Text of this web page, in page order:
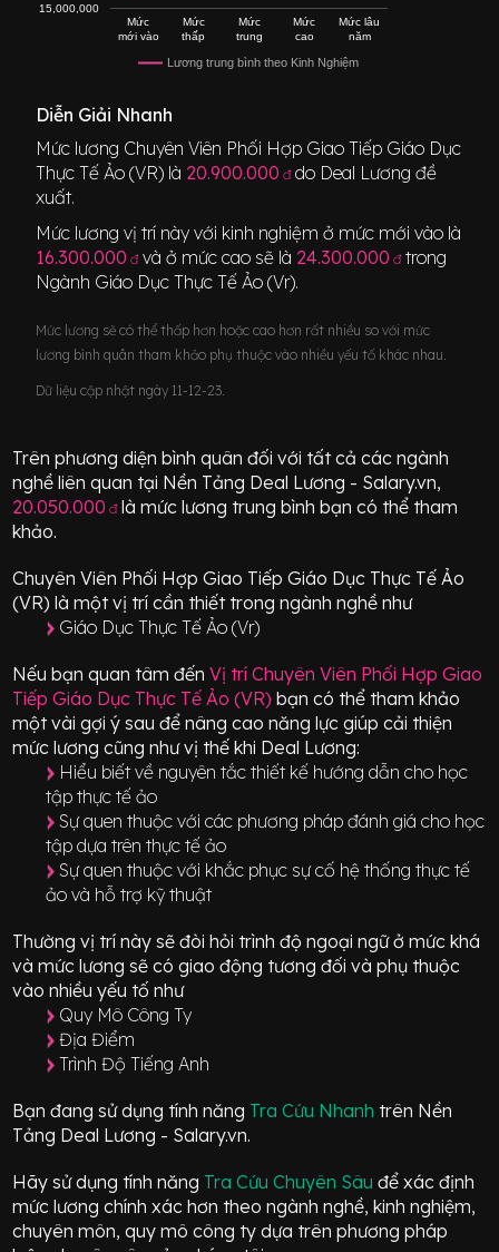
Lương trung bình theo Kinh Nghiệm
Mức
mới vào
Mức
thấp
Mức
trung
Mức
cao
Mức lâu
năm
15,000,000
Diễn Giải Nhanh
Mức lương Chuyên Viên Phối Hợp Giao Tiếp Giáo Dục
Thực Tế Ảo (VR) là 20.900.000 đdo Deal Lương đề
xuất.
Mức lương vị trí này với kinh nghiệm ở mức mới vào là
16.300.000 đ và ở mức cao sẽ là 24.300.000 đ trong
Ngành Giáo Dục Thực Tế Ảo (Vr).
Mức lương sẽ có thể thấp hơn hoặc cao hơn rất nhiều so với mức
lương bình quân tham khảo phụ thuộc vào nhiều yếu tố khác nhau.
Dữ liệu cập nhật ngày 11-12-23.
Trên phương diện bình quân đối với tất cả các ngành
nghề liên quan tại Nền Tảng Deal Lương - Salary.vn,
20.050.000 đlà mức lương trung bình bạn có thể tham
khảo.
Chuyên Viên Phối Hợp Giao Tiếp Giáo Dục Thực Tế Ảo
(VR) là một vị trícần thiết trong ngành nghề như
Giáo Dục Thực Tế Ảo (Vr)
Nếu bạn quan tâm đến Vị tríChuyên Viên Phối Hợp Giao
Tiếp Giáo Dục Thực Tế Ảo (VR) bạn có thể tham khảo
một vài gợi ý sau để nâng cao năng lực giúp cải thiện
mức lương cũng như vị thế khi Deal Lương:
Hiểu biết về nguyên tắc thiết kế hướng dẫn cho học
tập thực tế ảo
Sự quen thuộc với các phương pháp đánh giá cho học
tập dựa trên thực tế ảo
Sự quen thuộc với khắc phục sự cố hệ thống thực tế
ảo và hỗ trợ kỹ thuật
Thường vị trí này sẽ đòi hỏi trình độ ngoại ngữ ở mứckhá
và mức lương sẽ có giao động tương đối và phụ thuộc
vào nhiều yếu tố như
Quy Mô Công Ty
Địa Điểm
Trình Độ Tiếng Anh
Bạn đang sử dụng tính năng Tra Cứu Nhanh trên Nền
Tảng Deal Lương - Salary.vn.
Hãy sử dụng tính năng Tra Cứu Chuyên Sâuđể xác định
mức lương chính xác hơn theo ngành nghề, kinh nghiệm,
chuyên môn, quy mô công ty dựa trên phương pháp